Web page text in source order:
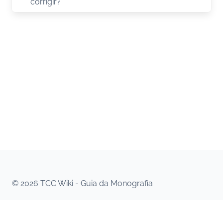
© 2026 TCC Wiki - Guia da Monografia